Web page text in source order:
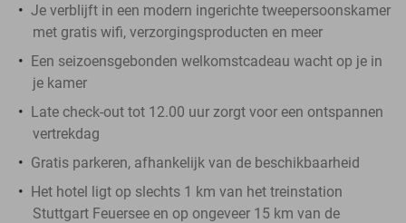
Je verblijft in een modern ingerichte tweepersoonskamer
met gratis wifi, verzorgingsproducten en meer
Een seizoensgebonden welkomstcadeau wacht op je in
je kamer
Late check-out tot 12.00 uur zorgt voor een ontspannen
vertrekdag
Gratis parkeren, afhankelijk van de beschikbaarheid
Het hotel ligt op slechts 1 km van het treinstation
Stuttgart Feuersee en op ongeveer 15 km van de